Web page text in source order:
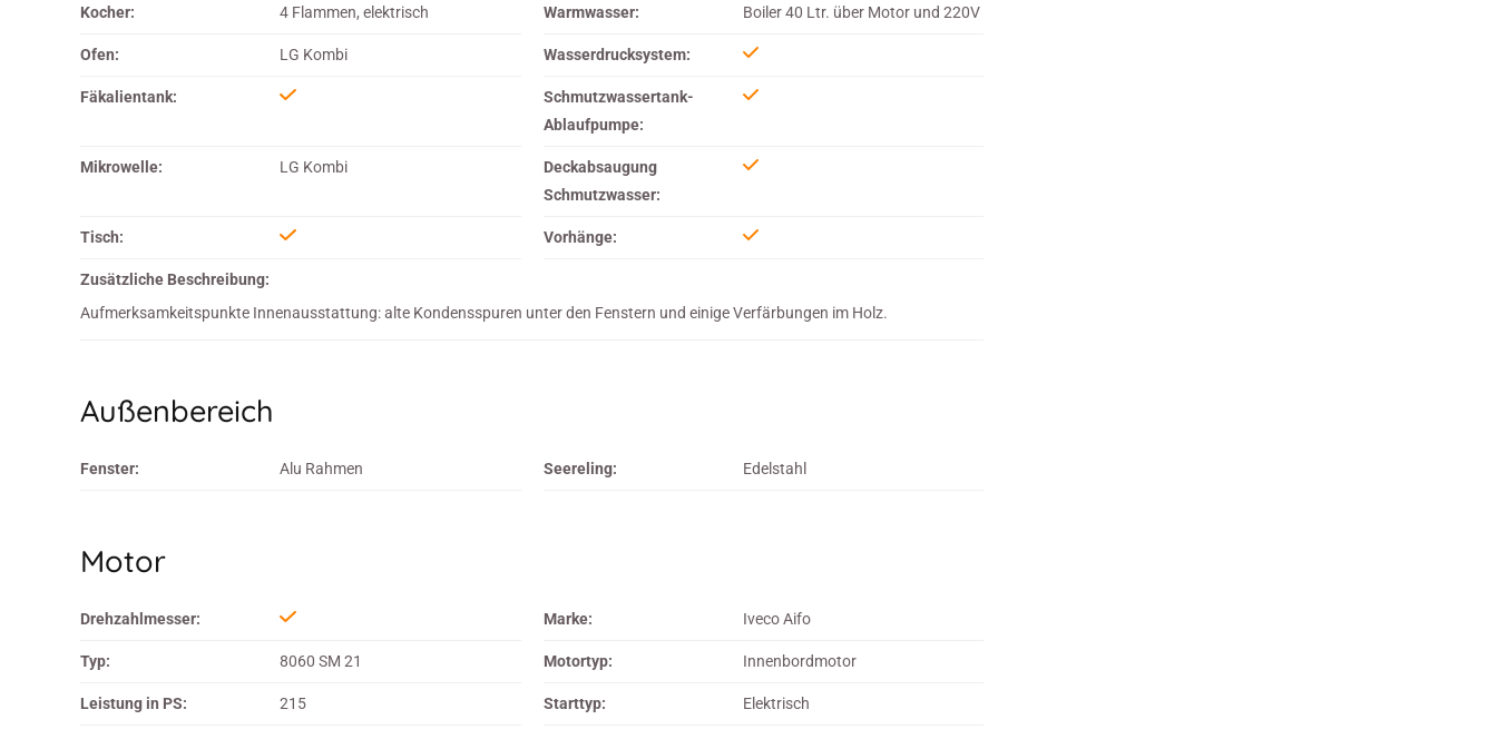
Kocher: 4 Flammen, elektrisch Warmwasser: Boiler 40 Ltr. über Motor und 220V
Ofen: LG Kombi Wasserdrucksystem:
Fäkalientank:
Schmutzwassertank-
Ablaufpumpe:
Mikrowelle: LG Kombi
Deckabsaugung
Schmutzwasser:
Tisch: Vorhänge:
Zusätzliche Beschreibung:
Aufmerksamkeitspunkte Innenausstattung: alte Kondensspuren unter den Fenstern und einige Verfärbungen im Holz.
Außenbereich
Fenster: Alu Rahmen Seereling: Edelstahl
Motor
Drehzahlmesser: Marke: Iveco Aifo
Typ: 8060 SM 21 Motortyp: Innenbordmotor
Leistung in PS: 215 Starttyp: Elektrisch